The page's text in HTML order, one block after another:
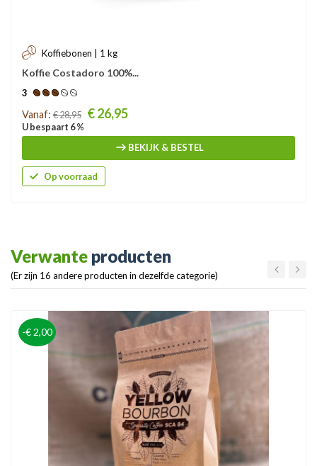
Koffiebonen | 1 kg
Koffie Costadoro 100%...
3
Prijs
Vanaf: € 28,95 € 26,95
U bespaart 6 %
BEKIJK & BESTEL
Op voorraad
Verwante producten
(Er zijn 16 andere producten in dezelfde categorie)
-€ 2,00